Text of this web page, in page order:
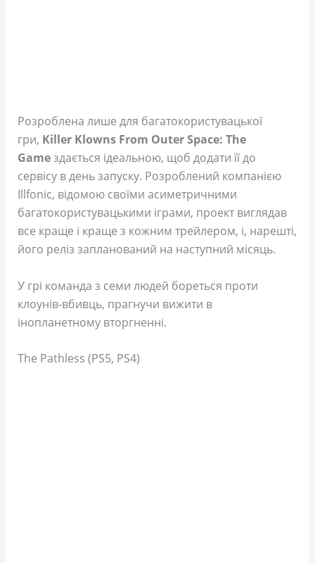
Розроблена лише для багатокористувацької
гри, Killer Klowns From Outer Space: The
Gameздається ідеальною, щоб додати її до
сервісу в день запуску. Розроблений компанією
Illfonic, відомою своїми асиметричними
багатокористувацькими іграми, проект виглядав
все краще і краще з кожним трейлером, і, нарешті,
його реліз запланований на наступний місяць.
У грі команда з семи людей бореться проти
клоунів-вбивць, прагнучи вижити в
інопланетному вторгненні.
The Pathless (PS5, PS4)